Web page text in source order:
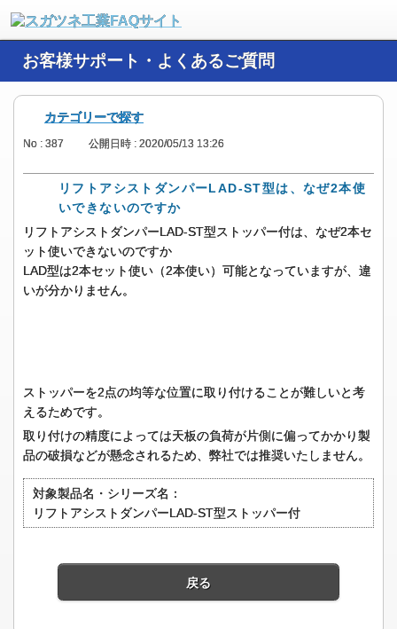
お客様サポート・よくあるご質問
カテゴリーで探す
No : 387 公開日時 : 2020/05/13 13:26
リフトアシストダンパーLAD-ST型は、なぜ2本使
いできないのですか
リフトアシストダンパーLAD-ST型ストッパー付は、なぜ2本セ
ット使いできないのですか
LAD型は2本セット使い（2本使い）可能となっていますが、違
いが分かりません。
ストッパーを2点の均等な位置に取り付けることが難しいと考
えるためです。
取り付けの精度によっては天板の負荷が片側に偏ってかかり製
品の破損などが懸念されるため、弊社では推奨いたしません。
対象製品名・シリーズ名：
リフトアシストダンパーLAD-ST型ストッパー付
戻る